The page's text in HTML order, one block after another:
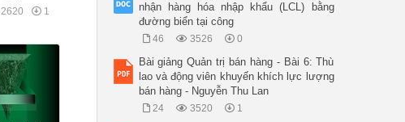
2620 1
nhận hàng hóa nhập khẩu (LCL) bằng
đường biển tại công
46 3526 0
Bài giảng Quản trị bán hàng - Bài 6: Thù
lao và động viên khuyến khích lực lượng
bán hàng - Nguyễn Thu Lan
24 3520 1